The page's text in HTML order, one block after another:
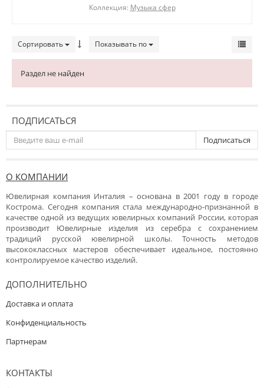
Коллекция: Музыка сфер
Сортировать Показывать по
Раздел не найден
ПОДПИСАТЬСЯ
Подписаться
О КОМПАНИИ
Ювелирная компания Инталия – основана в 2001 году в городе
Кострома. Сегодня компания стала международно-признанной в
качестве одной из ведущих ювелирных компаний России, которая
производит Ювелирные изделия из серебра с сохранением
традиций русской ювелирной школы. Точность методов
высококлассных мастеров обеспечивает идеальное, постоянно
контролируемое качество изделий.
ДОПОЛНИТЕЛЬНО
Доставка и оплата
Конфиденциальность
Партнерам
КОНТАКТЫ